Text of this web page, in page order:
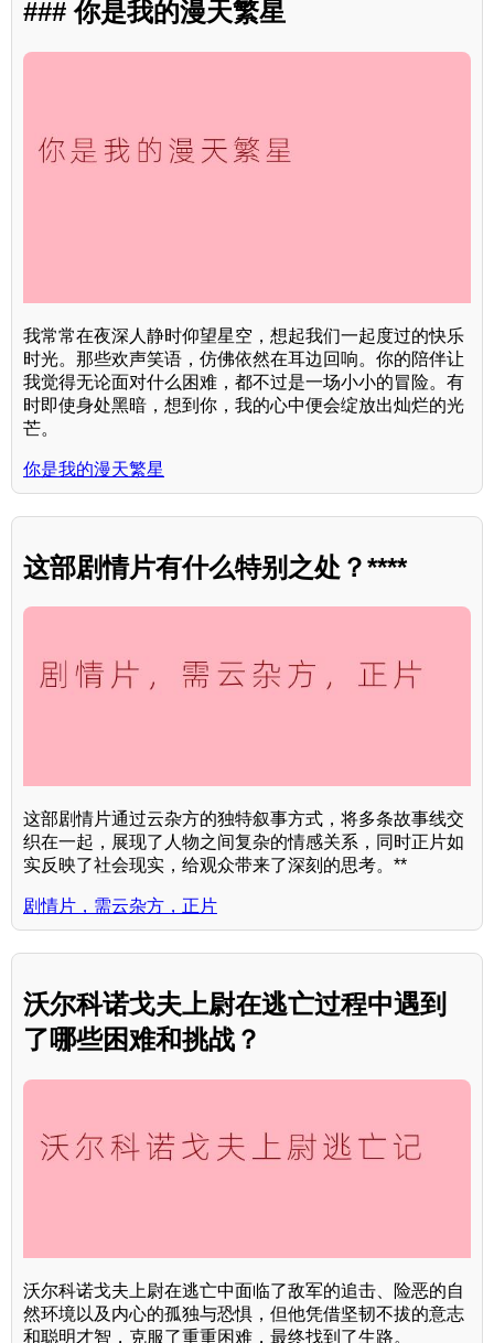
### 你是我的漫天繁星
我常常在夜深人静时仰望星空，想起我们一起度过的快乐
时光。那些欢声笑语，仿佛依然在耳边回响。你的陪伴让
我觉得无论面对什么困难，都不过是一场小小的冒险。有
时即使身处黑暗，想到你，我的心中便会绽放出灿烂的光
芒。
你是我的漫天繁星
这部剧情片有什么特别之处？****
这部剧情片通过云杂方的独特叙事方式，将多条故事线交
织在一起，展现了人物之间复杂的情感关系，同时正片如
实反映了社会现实，给观众带来了深刻的思考。**
剧情片，需云杂方，正片
沃尔科诺戈夫上尉在逃亡过程中遇到
了哪些困难和挑战？
沃尔科诺戈夫上尉在逃亡中面临了敌军的追击、险恶的自
然环境以及内心的孤独与恐惧，但他凭借坚韧不拔的意志
和聪明才智，克服了重重困难，最终找到了生路。